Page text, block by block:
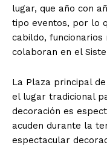
lugar, que año con
tipo eventos, por lo
cabildo,
colaboran en el
La Plaza principal
el lugar tradicional
decoración es
acuden durante la
espectacular